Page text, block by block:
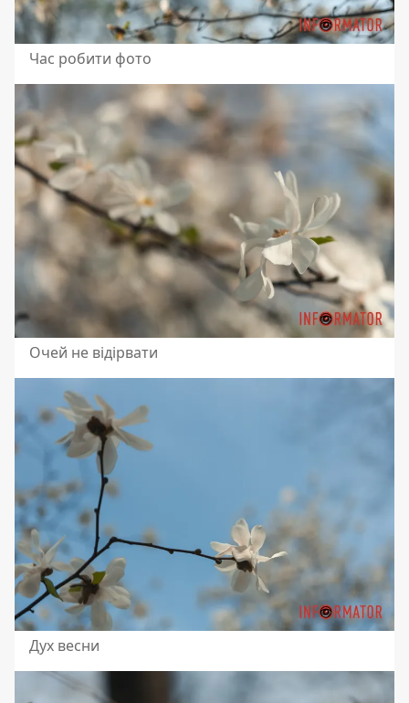
Час робити фото
Очей не відірвати
Дух весни